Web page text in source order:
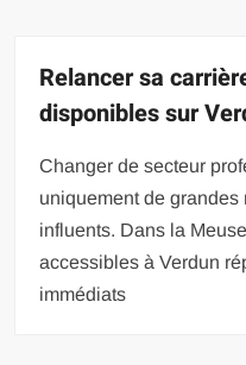
Relancer sa
disponibles sur
Changer de secteur
uniquement de
influents. Dans la
accessibles à Verdun
immédiats